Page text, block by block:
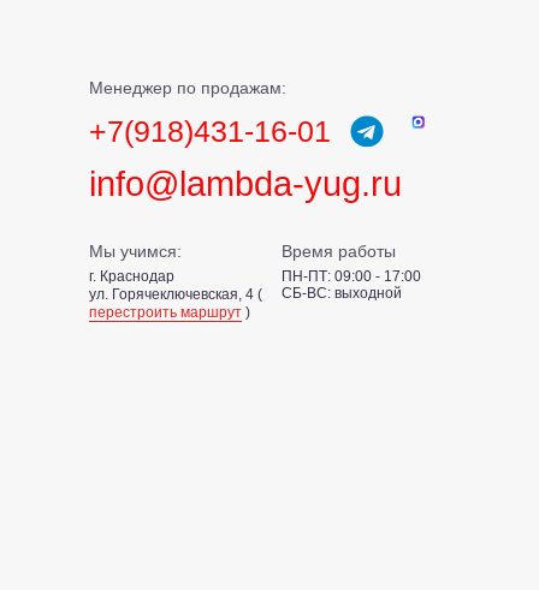
Менеджер по продажам:
Мы учимся: Время работы
+7(918)431-16-01
info@lambda-yug.ru
г. Краснодар
ул. Горячеключевская, 4 (
перестроить маршрут )
ПН-ПТ: 09:00 - 17:00
СБ-ВС: выходной